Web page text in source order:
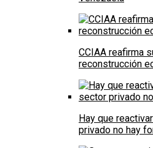
CCIAA reafirma
reconstrucción
Hay que
privado no hay